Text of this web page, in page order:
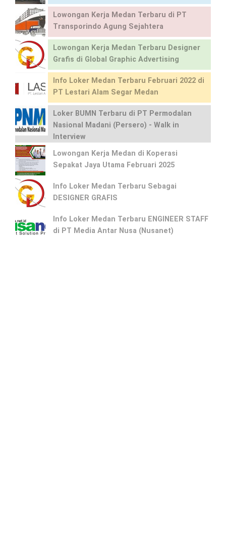
Lowongan Kerja Medan Terbaru di PT
Transporindo Agung Sejahtera
Lowongan Kerja Medan Terbaru Designer
Grafis di Global Graphic Advertising
Info Loker Medan Terbaru Februari 2022 di
PT Lestari Alam Segar Medan
Loker BUMN Terbaru di PT Permodalan
Nasional Madani (Persero) - Walk in
Interview
Lowongan Kerja Medan di Koperasi
Sepakat Jaya Utama Februari 2025
Info Loker Medan Terbaru Sebagai
DESIGNER GRAFIS
Info Loker Medan Terbaru ENGINEER STAFF
di PT Media Antar Nusa (Nusanet)